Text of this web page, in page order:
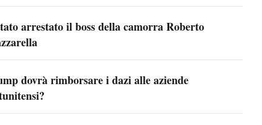
arrestato il boss della camorra Roberto
dovrà rimborsare i dazi alle aziende